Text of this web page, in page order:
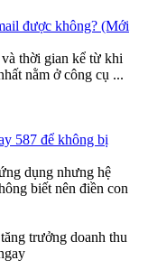
được không? (Mới
thời gian kể từ khi
nằm ở công cụ ...
587 để không bị
dụng nhưng hệ
biết nên điền con
trưởng doanh thu